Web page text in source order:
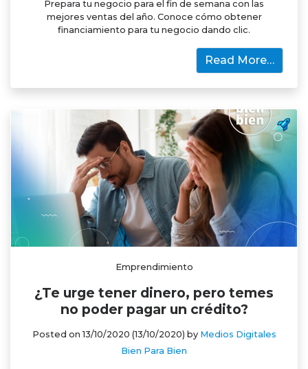
Prepara tu negocio para el fin de semana con las
mejores ventas del año. Conoce cómo obtener
financiamiento para tu negocio dando clic.
Read More…
Emprendimiento
¿Te urge tener dinero, pero temes
no poder pagar un crédito?
Posted on13/10/2020 (13/10/2020) byMedios Digitales
Bien Para Bien